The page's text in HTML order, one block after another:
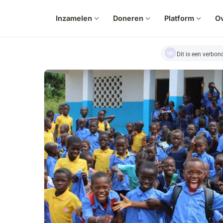
Inzamelen expand_more Doneren expand_more Platform expand_more
Dit is een